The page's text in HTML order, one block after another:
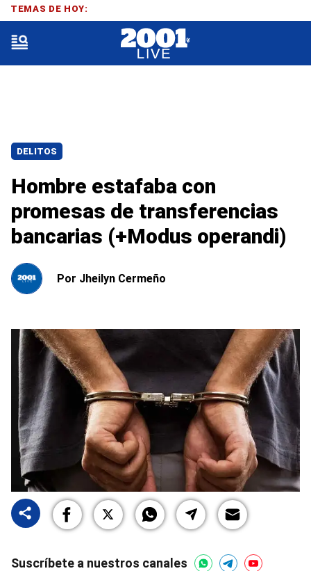
DELITOS
Hombre estafaba con
promesas de transferencias
bancarias (+Modus operandi)
Por Jheilyn Cermeño
Suscríbete a nuestros canales
TEMAS DE HOY: